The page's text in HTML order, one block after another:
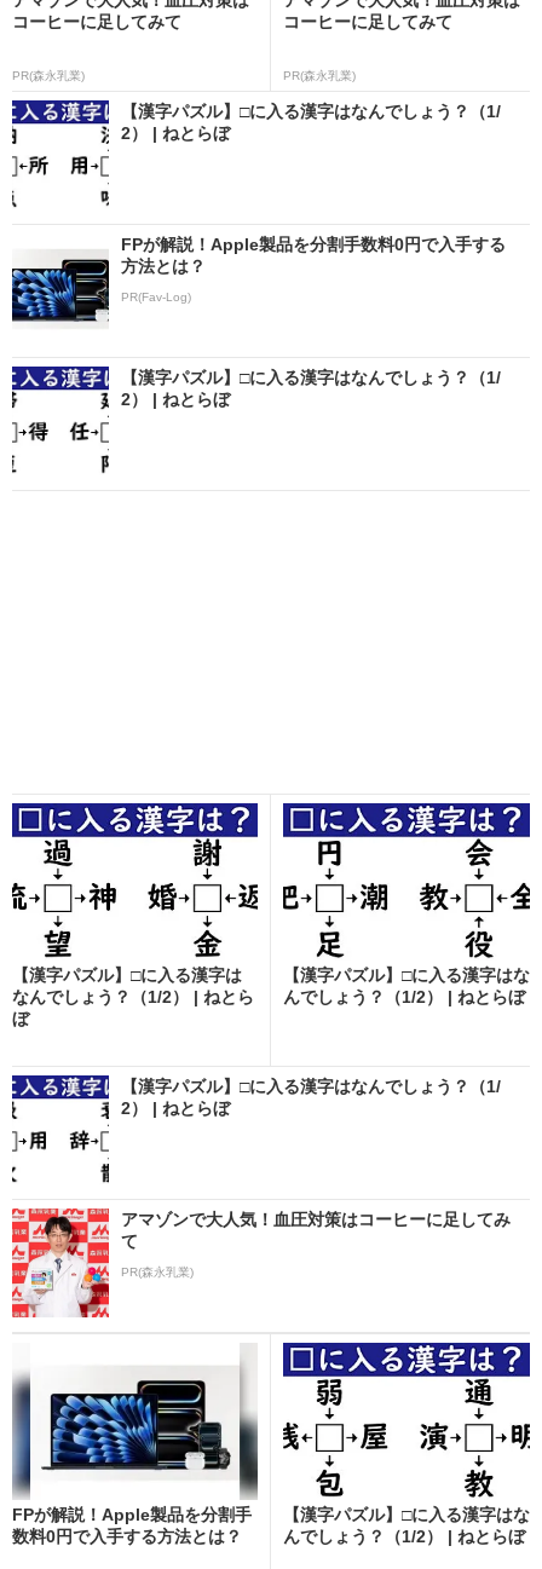
コーヒーに足してみて
PR(森永乳業)
コーヒーに足してみて
PR(森永乳業)
【漢字パズル】□に入る漢字はなんでしょう？（1/
2） | ねとらぼ
FPが解説！Apple製品を分割手数料0円で入手する
方法とは？
PR(Fav-Log)
【漢字パズル】□に入る漢字はなんでしょう？（1/
2） | ねとらぼ
【漢字パズル】□に入る漢字は
なんでしょう？（1/2） | ねとら
ぼ
【漢字パズル】□に入る漢字はな
んでしょう？（1/2） | ねとらぼ
【漢字パズル】□に入る漢字はなんでしょう？（1/
2） | ねとらぼ
アマゾンで大人気！血圧対策はコーヒーに足してみ
て
PR(森永乳業)
FPが解説！Apple製品を分割手
数料0円で入手する方法とは？
【漢字パズル】□に入る漢字はな
んでしょう？（1/2） | ねとらぼ